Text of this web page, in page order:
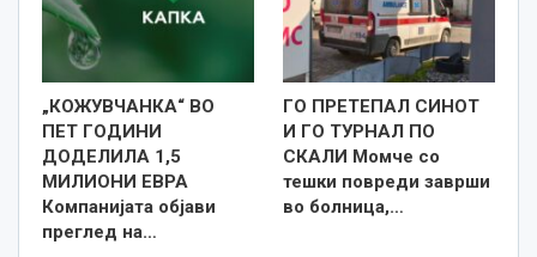
„КОЖУВЧАНКА“ ВО
ПЕТ ГОДИНИ
ДОДЕЛИЛА 1,5
МИЛИОНИ ЕВРА
Компанијата објави
преглед на…
ГО ПРЕТЕПАЛ СИНОТ
И ГО ТУРНАЛ ПО
СКАЛИ Момче со
тешки повреди заврши
во болница,…